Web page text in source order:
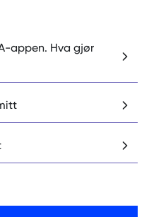
appen. Hva gjør